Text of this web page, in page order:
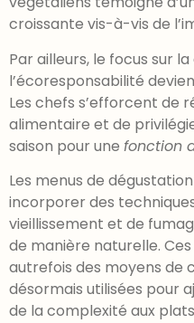
croissante vis-à-vis de
Par ailleurs, le focus sur
l’écoresponsabilité
Les chefs s’efforcent de
alimentaire et de
saison pour une fonction
Les menus de
incorporer des
vieillissement et de
de manière naturelle.
autrefois des moyens de
désormais utilisées pour
de la complexité aux